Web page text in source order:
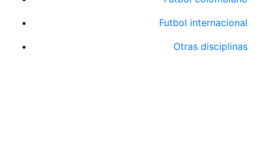
Futbol internacional
Otras disciplinas